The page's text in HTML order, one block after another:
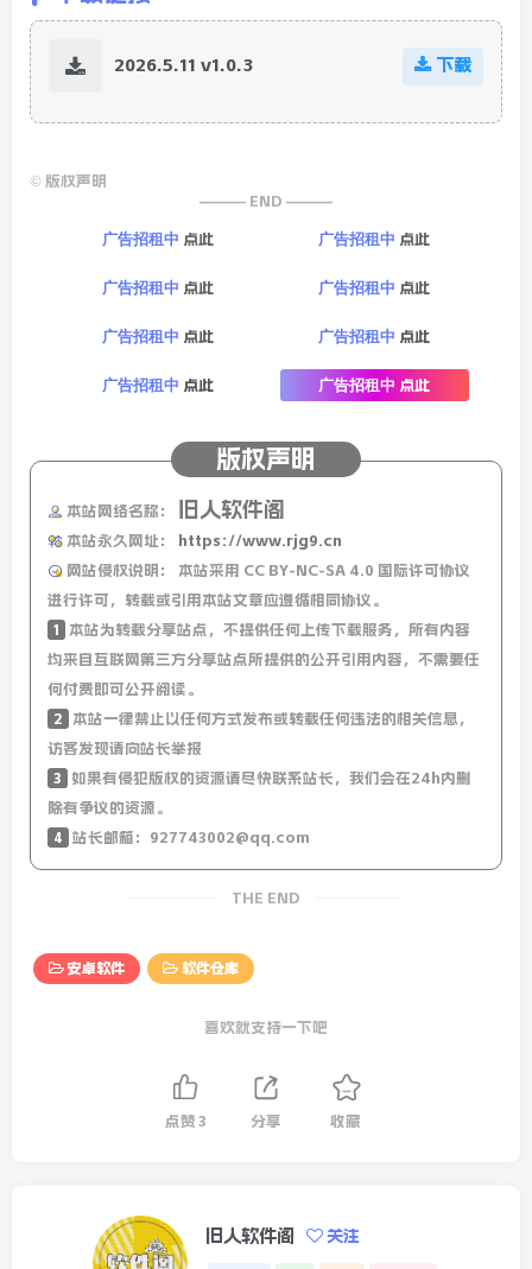
2026.5.11 v1.0.3 下载
© 版权声明
——— END ———
广告招租中 点此 广告招租中 点此
广告招租中 点此 广告招租中 点此
广告招租中 点此 广告招租中 点此
广告招租中 点此 广告招租中 点此
版权声明
本站网络名称： 旧人软件阁
本站永久网址：
https://www.rjg9.cn
网站侵权说明：
本站采用 CC BY-NC-SA 4.0 国际许可协议
进行许可，转载或引用本站文章应遵循相同协议。
1
本站为转载分享站点，不提供任何上传下载服务，所有内容
均来自互联网第三方分享站点所提供的公开引用内容，不需要任
何付费即可公开阅读。
2
本站一律禁止以任何方式发布或转载任何违法的相关信息，
访客发现请向站长举报
3
如果有侵犯版权的资源请尽快联系站长，我们会在24h内删
除有争议的资源。
4 站长邮箱：927743002@qq.com
THE END
安卓软件 软件仓库
喜欢就支持一下吧
点赞 3 分享 收藏
旧人软件阁 关注